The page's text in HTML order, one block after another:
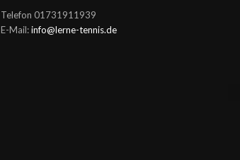
Telefon 01731911939
E-Mail:info@lerne-tennis.de